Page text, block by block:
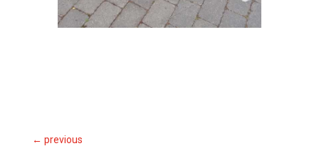
← previous